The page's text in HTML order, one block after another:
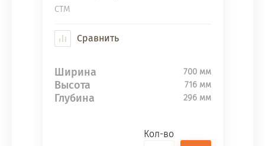
СТМ
Сравнить
Ширина 700 мм
Высота 716 мм
Глубина 296 мм
Кол-во